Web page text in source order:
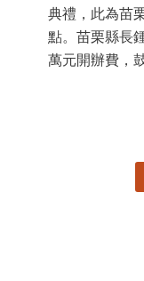
典禮，此為苗
點。苗栗縣長
萬元開辦費，